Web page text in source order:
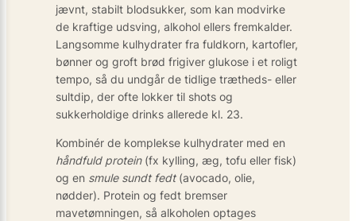
jævnt, stabilt blodsukker, som kan modvirke
de kraftige udsving, alkohol ellers fremkalder.
Langsomme kulhydrater fra fuldkorn, kartofler,
bønner og groft brød frigiver glukose i et roligt
tempo, så du undgår de tidlige trætheds- eller
sultdip, der ofte lokker til shots og
sukkerholdige drinks allerede kl. 23.
Kombinér de komplekse kulhydrater med en
håndfuld protein(fx kylling, æg, tofu eller fisk)
og en smule sundt fedt(avocado, olie,
nødder). Protein og fedt bremser
mavetømningen, så alkoholen optages